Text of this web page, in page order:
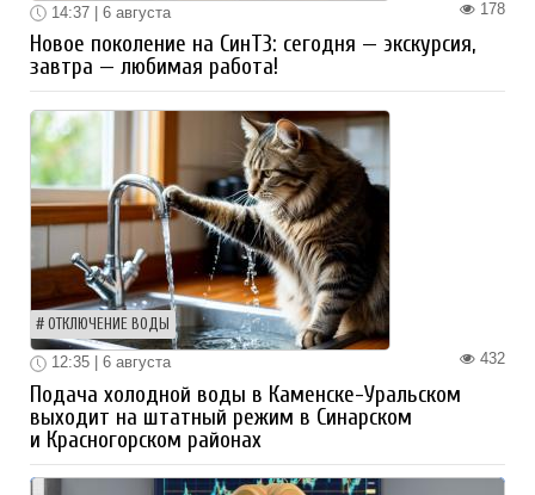
178
14:37 | 6 августа
Новое поколение на СинТЗ: сегодня — экскурсия,
завтра — любимая работа!
ОТКЛЮЧЕНИЕ ВОДЫ
432
12:35 | 6 августа
Подача холодной воды в Каменске-Уральском
выходит на штатный режим в Синарском
и Красногорском районах